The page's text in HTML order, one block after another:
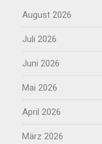
August 2026
Juli 2026
Juni 2026
Mai 2026
April 2026
März 2026